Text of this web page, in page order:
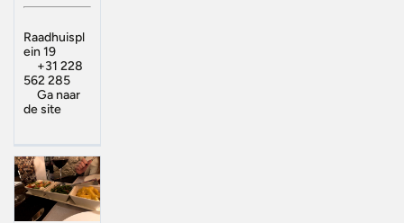
Raadhuispl
ein 19
+31 228
562 285
Ga naar
de site